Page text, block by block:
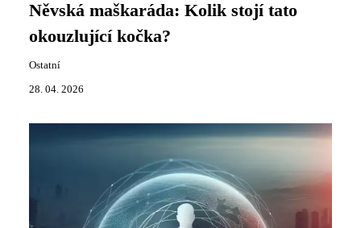
Něvská maškaráda: Kolik stojí tato
okouzlující kočka?
Ostatní
28. 04. 2026